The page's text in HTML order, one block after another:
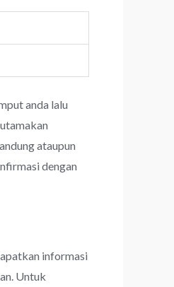
anda lalu
ataupun
dengan
informasi
Untuk